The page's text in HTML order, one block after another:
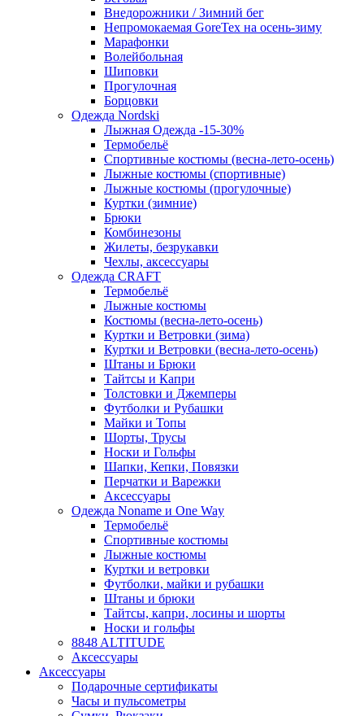
Внедорожники / Зимний бег
Непромокаемая GoreTex на осень-зиму
Марафонки
Волейбольная
Шиповки
Прогулочная
Борцовки
Одежда Nordski
Лыжная Одежда -15-30%
Термобельё
Спортивные костюмы (весна-лето-осень)
Лыжные костюмы (спортивные)
Лыжные костюмы (прогулочные)
Куртки (зимние)
Брюки
Комбинезоны
Жилеты, безрукавки
Чехлы, аксессуары
Одежда CRAFT
Термобельё
Лыжные костюмы
Костюмы (весна-лето-осень)
Куртки и Ветровки (зима)
Куртки и Ветровки (весна-лето-осень)
Штаны и Брюки
Тайтсы и Капри
Толстовки и Джемперы
Футболки и Рубашки
Майки и Топы
Шорты, Трусы
Носки и Гольфы
Шапки, Кепки, Повязки
Перчатки и Варежки
Аксессуары
Одежда Noname и One Way
Термобельё
Спортивные костюмы
Лыжные костюмы
Куртки и ветровки
Футболки, майки и рубашки
Штаны и брюки
Тайтсы, капри, лосины и шорты
Носки и гольфы
8848 ALTITUDE
Аксессуары
Аксессуары
Подарочные сертификаты
Часы и пульсометры